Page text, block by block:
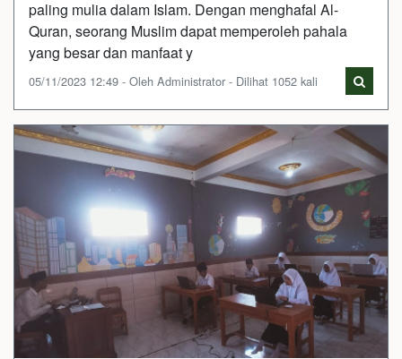
paling mulia dalam Islam. Dengan menghafal Al-
Quran, seorang Muslim dapat memperoleh pahala
yang besar dan manfaat y
05/11/2023 12:49 - Oleh Administrator - Dilihat 1052 kali